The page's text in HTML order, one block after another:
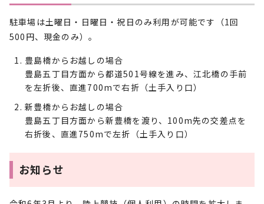
駐車場は土曜日・日曜日・祝日のみ利用が可能です（1回
500円、現金のみ）。
豊島橋からお越しの場合
豊島五丁目方面から都道501号線を進み、江北橋の手前
を左折後、直進700mで右折（土手入り口）
新豊橋からお越しの場合
豊島五丁目方面から新豊橋を渡り、100m先の交差点を
右折後、直進750mで左折（土手入り口）
お知らせ